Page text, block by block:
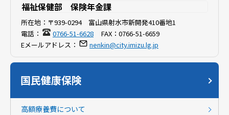
福祉保健部 保険年金課
所在地： 〒939-0294 富山県射水市新開発410番地1
電話：
0766-51-6628 FAX： 0766-51-6659
Eメールアドレス：
nenkin@city.imizu.lg.jp
国民健康保険
高額療養費について